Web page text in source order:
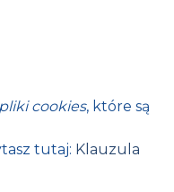
pliki cookies, które są
tutaj: Klauzula